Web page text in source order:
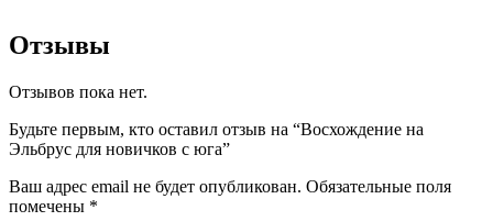
Отзывы
Отзывов пока нет.
Будьте первым, кто оставил отзыв на “Восхождение на
Эльбрус для новичков с юга”
Ваш адрес email не будет опубликован. Обязательные поля
помечены *